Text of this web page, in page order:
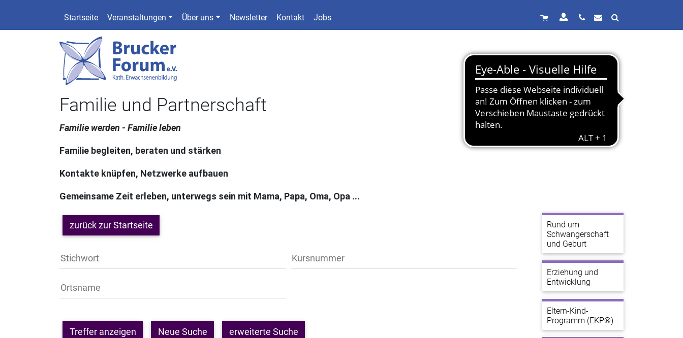
Startseite Veranstaltungen Über uns Newsletter Kontakt Jobs
Familie und Partnerschaft
Familie werden - Familie leben
Familie begleiten, beraten und stärken
Kontakte knüpfen, Netzwerke aufbauen
Gemeinsame Zeit erleben, unterwegs sein mit Mama, Papa, Oma, Opa ...
zurück zur Startseite
Treffer anzeigen Neue Suche erweiterte Suche
Rund um
Schwangerschaft
und Geburt
Erziehung und
Entwicklung
Eltern-Kind-
Programm (EKP®)